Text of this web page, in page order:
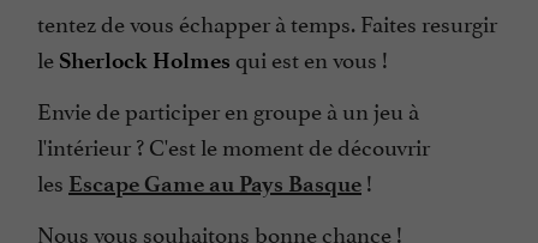
tentez de vous échapper à temps. Faites resurgir
le Sherlock Holmes qui est en vous !
Envie de participer en groupe à un jeu à
l'intérieur ? C'est le moment de découvrir
les Escape Game au Pays Basque !
Nous vous souhaitons bonne chance !